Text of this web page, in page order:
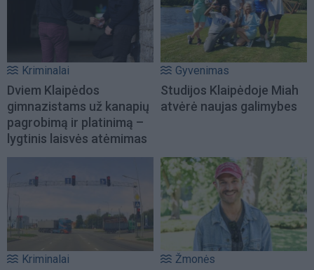
Kriminalai
Dviem Klaipėdos
gimnazistams už kanapių
pagrobimą ir platinimą –
lygtinis laisvės atėmimas
Gyvenimas
Studijos Klaipėdoje Miah
atvėrė naujas galimybes
Kriminalai Žmonės